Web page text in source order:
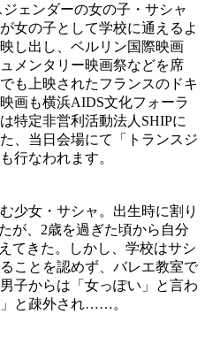
ェンダーの女の子・サシャ
女の子として学校に通えるよ
し出し、ベルリン国際映画
メンタリー映画祭などを席
も上映されたフランスのドキ
画も横浜AIDS文化フォーラ
特定非営利活動法人SHIPに
、当日会場にて「トランスジ
行なわれます。
少女・サシャ。出生時に割り
が、2歳を過ぎた頃から自分
てきた。しかし、学校はサシ
ことを認めず、バレエ教室で
子からは「女っぽい」と言わ
と疎外され……。